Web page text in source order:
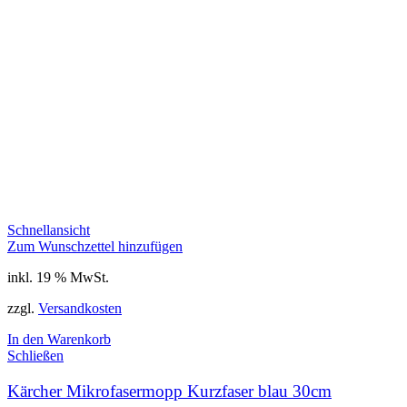
Schnellansicht
Zum Wunschzettel hinzufügen
inkl. 19 % MwSt.
zzgl. Versandkosten
In den Warenkorb
Schließen
Kärcher Mikrofasermopp Kurzfaser blau 30cm